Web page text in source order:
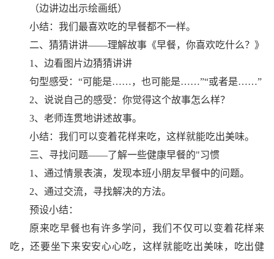
（边讲边出示绘画纸）
小结：我们最喜欢吃的早餐都不一样。
二、猜猜讲讲——理解故事《早餐，你喜欢吃什么？》
1、边看图片边猜猜讲讲
句型感受：“可能是……，也可能是……”“或者是……”
2、说说自己的感受：你觉得这个故事怎么样？
3、老师连贯地讲述故事。
小结：我们可以变着花样来吃，这样就能吃出美味。
三、寻找问题——了解一些健康早餐的"习惯
1、通过情景表演，发现本班小朋友早餐中的问题。
2、通过交流，寻找解决的方法。
预设小结：
原来吃早餐也有许多学问，我们不仅可以变着花样来
吃，还要坐下来安安心心吃，这样就能吃出美味，吃出健